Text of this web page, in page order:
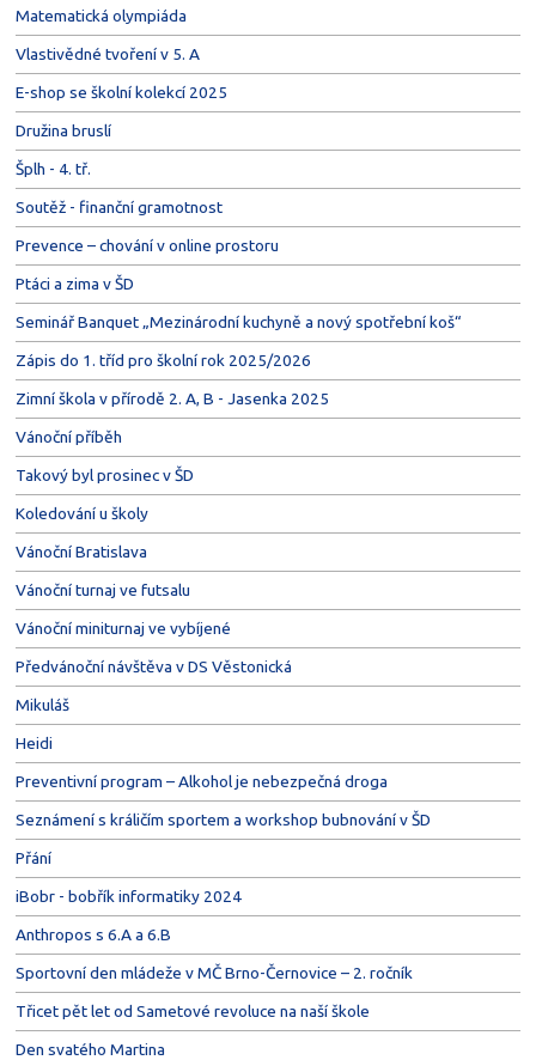
Matematická olympiáda
Vlastivědné tvoření v 5. A
E-shop se školní kolekcí 2025
Družina bruslí
Šplh - 4. tř.
Soutěž - finanční gramotnost
Prevence – chování v online prostoru
Ptáci a zima v ŠD
Seminář Banquet „Mezinárodní kuchyně a nový spotřební koš“
Zápis do 1. tříd pro školní rok 2025/2026
Zimní škola v přírodě 2. A, B - Jasenka 2025
Vánoční příběh
Takový byl prosinec v ŠD
Koledování u školy
Vánoční Bratislava
Vánoční turnaj ve futsalu
Vánoční miniturnaj ve vybíjené
Předvánoční návštěva v DS Věstonická
Mikuláš
Heidi
Preventivní program – Alkohol je nebezpečná droga
Seznámení s králičím sportem a workshop bubnování v ŠD
Přání
iBobr - bobřík informatiky 2024
Anthropos s 6.A a 6.B
Sportovní den mládeže v MČ Brno-Černovice – 2. ročník
Třicet pět let od Sametové revoluce na naší škole
Den svatého Martina